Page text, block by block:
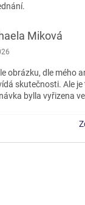
Miková
obchodu je 5 z 5
obrázku, dle mého
skutečnosti. Ale je
bylla vyřizena